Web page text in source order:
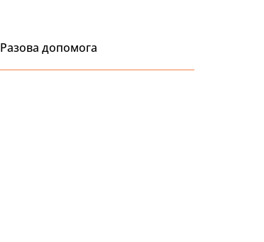
Разова допомога